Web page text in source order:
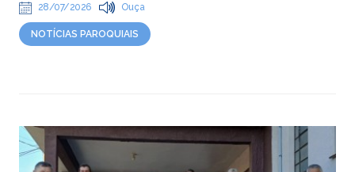
28/07/2026 Ouça
NOTÍCIAS PAROQUIAIS